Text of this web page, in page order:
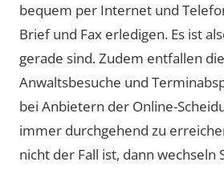
bequem per Internet und
Brief und Fax erledigen. Es ist
gerade sind. Zudem entfallen
Anwaltsbesuche und
bei Anbietern der Online-
immer durchgehend zu
nicht der Fall ist, dann wechseln